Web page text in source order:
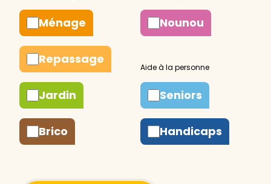
Ménage
Repassage
Jardin
Brico
Nounou
Seniors
Handicaps